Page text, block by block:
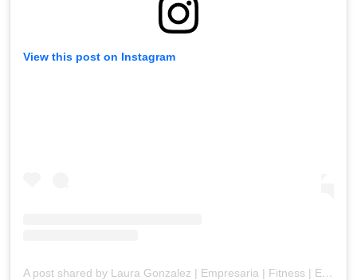
View this post on Instagram
A post shared by Laura Gonzalez | Empresaria | Fitness | Estilo de vida | Modelo (@laugonzalezdiaz)